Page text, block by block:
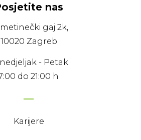
nas
gaj 2k,
10020 Zagreb
- Petak:
do 21:00 h
Karijere